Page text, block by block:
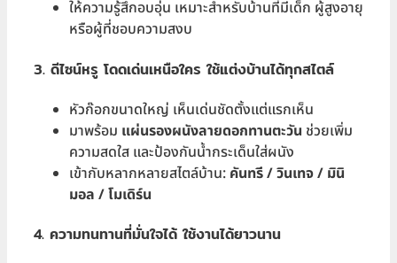
ให้ความรู้สึกอบอุ่น เหมาะสำหรับบ้านที่มีเด็ก ผู้สูงอายุ
หรือผู้ที่ชอบความสงบ
3. ดีไซน์หรู โดดเด่นเหนือใคร ใช้แต่งบ้านได้ทุกสไตล์
หัวก๊อกขนาดใหญ่ เห็นเด่นชัดตั้งแต่แรกเห็น
มาพร้อม แผ่นรองผนังลายดอกทานตะวัน ช่วยเพิ่ม
ความสดใส และป้องกันน้ำกระเด็นใส่ผนัง
เข้ากับหลากหลายสไตล์บ้าน: คันทรี / วินเทจ / มินิ
มอล / โมเดิร์น
4. ความทนทานที่มั่นใจได้ ใช้งานได้ยาวนาน